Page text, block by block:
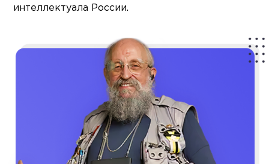
интеллектуала России.